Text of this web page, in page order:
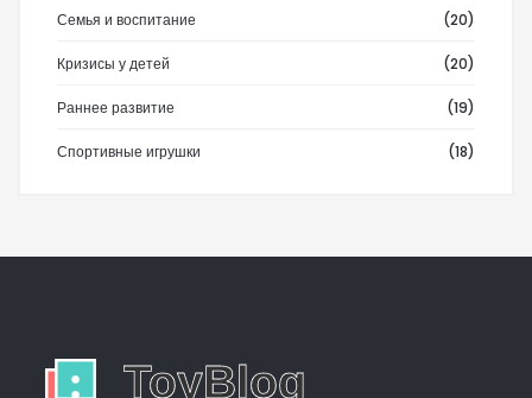
Семья и воспитание (20)
Кризисы у детей (20)
Раннее развитие (19)
Спортивные игрушки (18)